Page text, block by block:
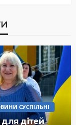
СУСПІЛЬНІ
дітей